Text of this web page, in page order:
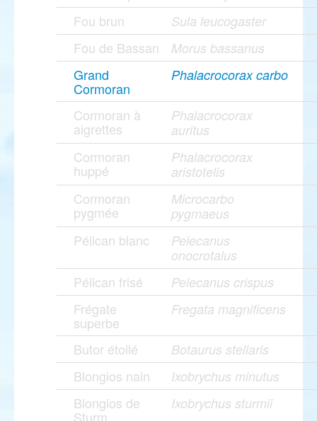
Fou brun Sula leucogaster
Fou de Bassan Morus bassanus
Grand
Cormoran
Phalacrocorax carbo
Cormoran à
aigrettes
Phalacrocorax
auritus
Cormoran
huppé
Phalacrocorax
aristotelis
Cormoran
pygmée
Microcarbo
pygmaeus
Pélican blanc
Pelecanus
onocrotalus
Pélican frisé Pelecanus crispus
Frégate
superbe
Fregata magnificens
Butor étoilé Botaurus stellaris
Blongios nain Ixobrychus minutus
Blongios de
Sturm
Ixobrychus sturmii